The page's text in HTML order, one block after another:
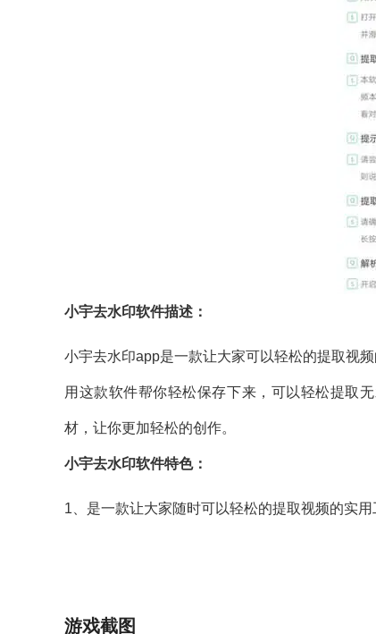
小宇去水印软件描述：
小宇去水印app是一款让大家可以轻松的提取视
用这款软件帮你轻松保存下来，可以轻松提取
材，让你更加轻松的创作。
小宇去水印软件特色：
1、是一款让大家随时可以轻松的提取视频的实用
3、只需要复制视频链接到平台里面，系统就可
4、能够让大家更轻松的进行视频提取和去水印。
游戏截图